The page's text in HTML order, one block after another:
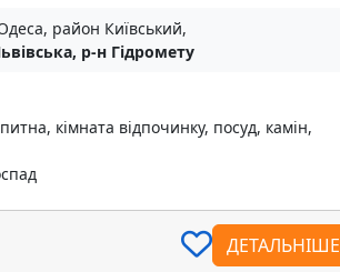
район Київський,
р-н Гідромету
кімната відпочинку, посуд, камін,
ДЕТАЛЬНІШЕ